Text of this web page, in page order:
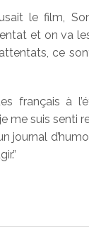
le film,
et on va
ce
français à
me suis senti
journal